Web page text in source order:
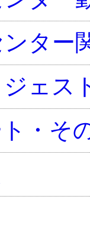
ター
ェス
・そ